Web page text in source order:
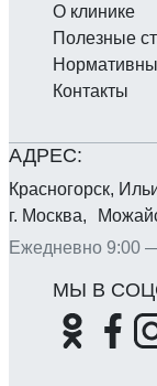
Красногорск,
г. Москва,
Ежедневно 9:00
О клинике
Полезные
Контакты